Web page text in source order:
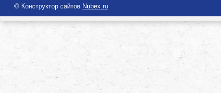
© Конструктор сайтов Nubex.ru